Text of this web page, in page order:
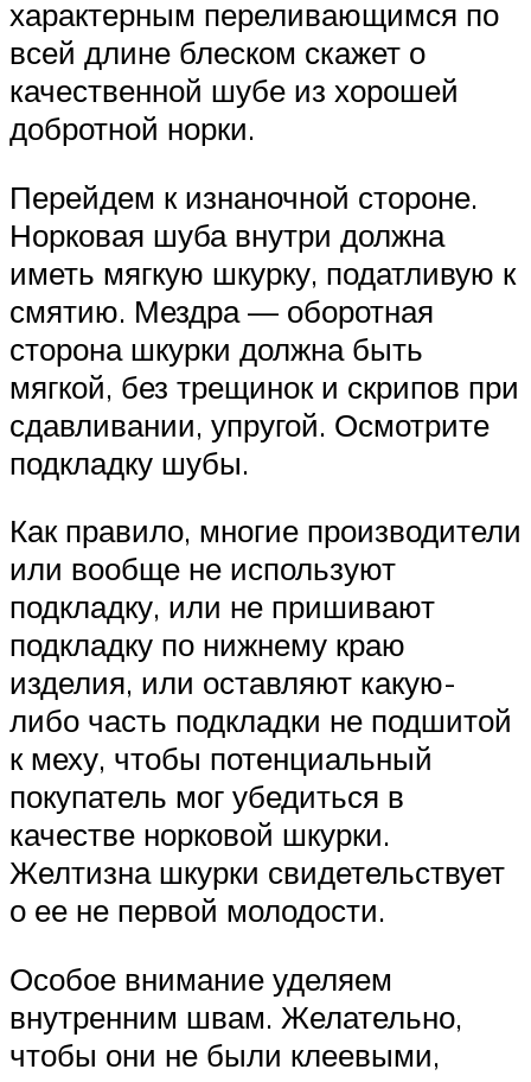
характерным переливающимся по
всей длине блеском скажет о
качественной шубе из хорошей
добротной норки.
Перейдем к изнаночной стороне.
Норковая шуба внутри должна
иметь мягкую шкурку, податливую к
смятию. Мездра — оборотная
сторона шкурки должна быть
мягкой, без трещинок и скрипов при
сдавливании, упругой. Осмотрите
подкладку шубы.
Как правило, многие производители
или вообще не используют
подкладку, или не пришивают
подкладку по нижнему краю
изделия, или оставляют какую-
либо часть подкладки не подшитой
к меху, чтобы потенциальный
покупатель мог убедиться в
качестве норковой шкурки.
Желтизна шкурки свидетельствует
о ее не первой молодости.
Особое внимание уделяем
внутренним швам. Желательно,
чтобы они не были клеевыми,